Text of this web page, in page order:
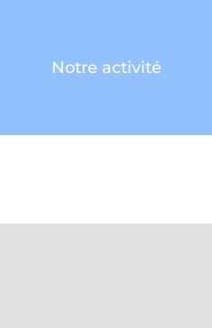
Notre activité